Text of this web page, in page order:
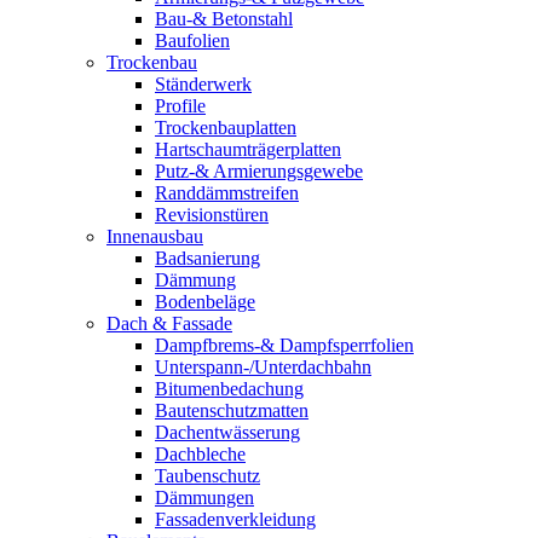
Bau-& Betonstahl
Baufolien
Trockenbau
Ständerwerk
Profile
Trockenbauplatten
Hartschaumträgerplatten
Putz-& Armierungsgewebe
Randdämmstreifen
Revisionstüren
Innenausbau
Badsanierung
Dämmung
Bodenbeläge
Dach & Fassade
Dampfbrems-& Dampfsperrfolien
Unterspann-/Unterdachbahn
Bitumenbedachung
Bautenschutzmatten
Dachentwässerung
Dachbleche
Taubenschutz
Dämmungen
Fassadenverkleidung